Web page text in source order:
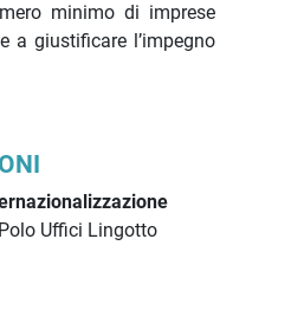
minimo di imprese
a giustificare l’impegno
Uffici Lingotto